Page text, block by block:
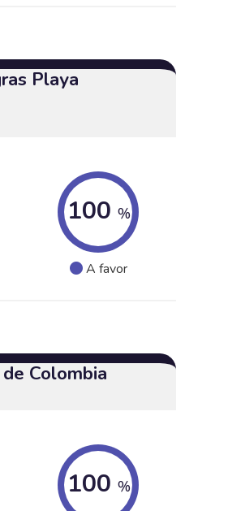
Playa
100 %
A favor
Colombia
100 %